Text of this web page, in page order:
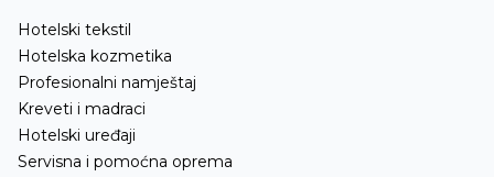
Hotelski tekstil
Hotelska kozmetika
Profesionalni namještaj
Kreveti i madraci
Hotelski uređaji
Servisna i pomoćna oprema